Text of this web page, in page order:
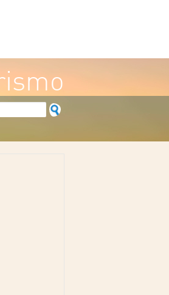
de búsqueda